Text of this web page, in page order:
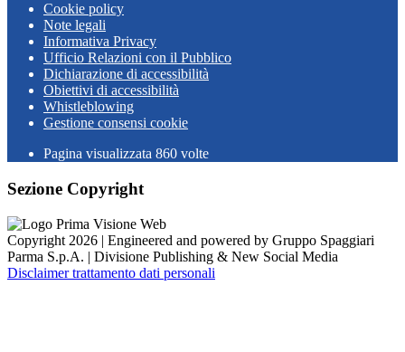
Cookie policy
Note legali
Informativa Privacy
Ufficio Relazioni con il Pubblico
Dichiarazione di accessibilità
Obiettivi di accessibilità
Whistleblowing
Gestione consensi cookie
Pagina visualizzata 860 volte
Sezione Copyright
Copyright 2026 | Engineered and powered by Gruppo Spaggiari
Parma S.p.A. | Divisione Publishing & New Social Media
Disclaimer trattamento dati personali